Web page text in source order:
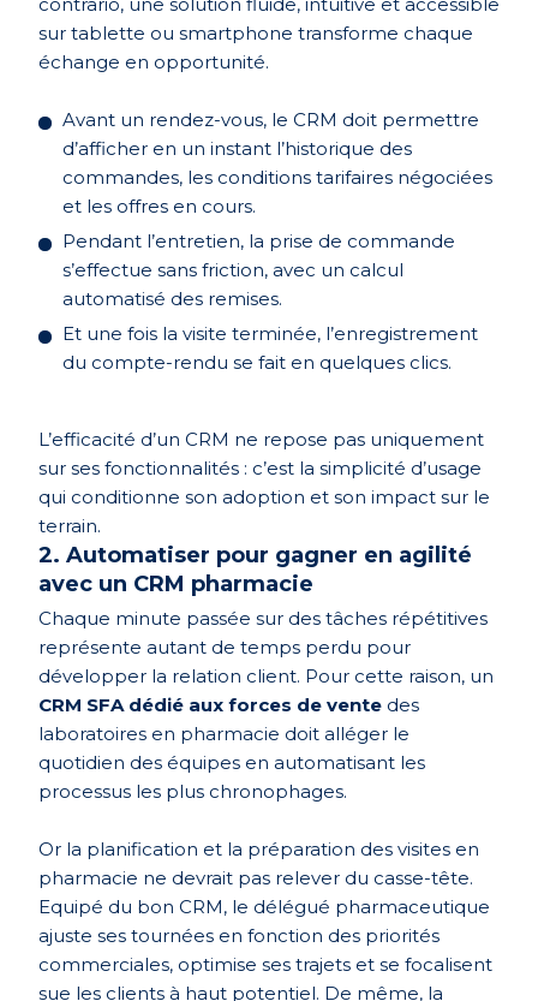
sur tablette ou smartphone transforme chaque
échange en opportunité.
Avant un rendez-vous, le CRM doit permettre
d’afficher en un instant l’historique des
commandes, les conditions tarifaires négociées
et les offres en cours.
Pendant l’entretien, la prise de commande
s’effectue sans friction, avec un calcul
automatisé des remises.
Et une fois la visite terminée, l’enregistrement
du compte-rendu se fait en quelques clics.
L’efficacité d’un CRM ne repose pas uniquement
sur ses fonctionnalités : c’est la simplicité d’usage
qui conditionne son adoption et son impact sur le
terrain.
2. Automatiser pour gagner en agilité
avec un CRM pharmacie
Chaque minute passée sur des tâches répétitives
représente autant de temps perdu pour
développer la relation client. Pour cette raison, un
CRM SFA dédié aux forces de vente des
laboratoires en pharmacie doit alléger le
quotidien des équipes en automatisant les
processus les plus chronophages.
Or la planification et la préparation des visites en
pharmacie ne devrait pas relever du casse-tête.
Equipé du bon CRM, le délégué pharmaceutique
ajuste ses tournées en fonction des priorités
commerciales, optimise ses trajets et se focalisent
sue les clients à haut potentiel. De même, la